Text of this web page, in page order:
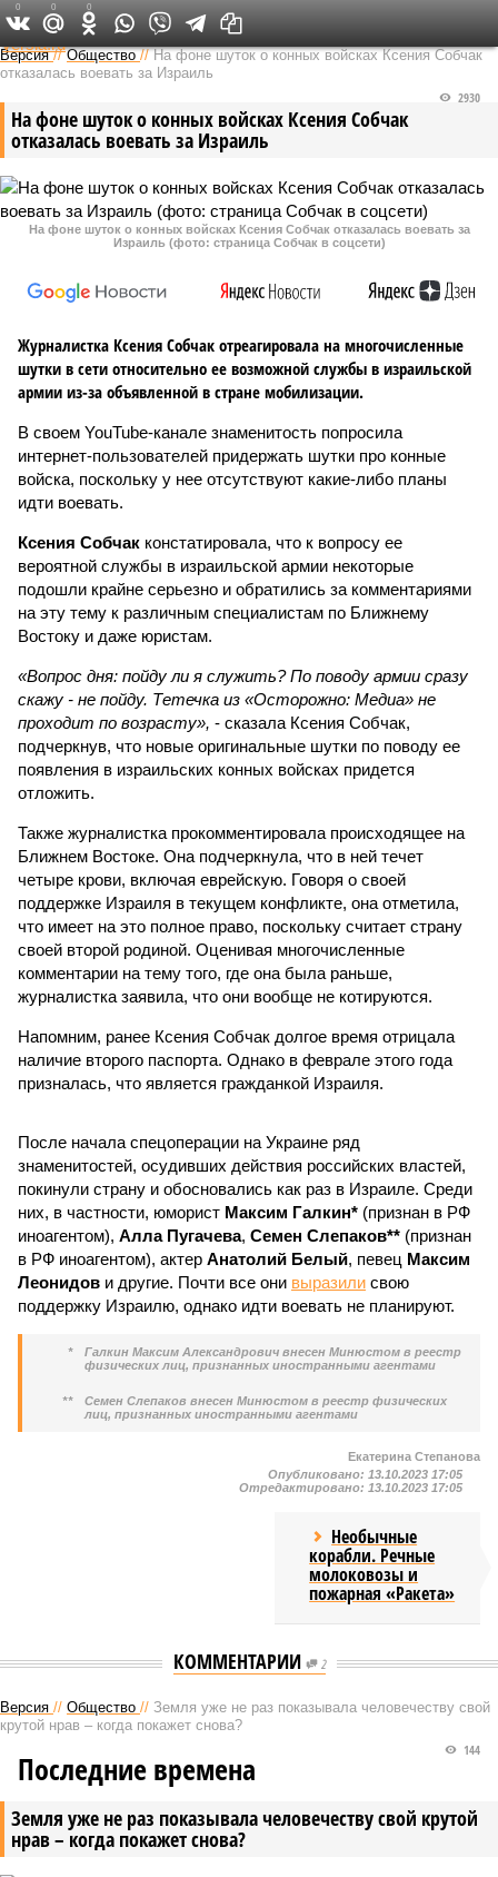
Федеральный выпуск
Версия //Общество //На фоне шуток о конных войсках Ксения Собчак
отказалась воевать за Израиль
На фоне шуток о конных войсках Ксения Собчак
отказалась воевать за Израиль
2930
На фоне шуток о конных войсках Ксения Собчак отказалась воевать за
Израиль (фото: страница Собчак в соцсети)
Журналистка Ксения Собчак отреагировала на многочисленные
шутки в сети относительно ее возможной службы в израильской
армии из-за объявленной в стране мобилизации.
В своем YouTube-канале знаменитость попросила
интернет-пользователей придержать шутки про конные
войска, поскольку у нее отсутствуют какие-либо планы
идти воевать.
Ксения Собчак констатировала, что к вопросу ее
вероятной службы в израильской армии некоторые
подошли крайне серьезно и обратились за комментариями
на эту тему к различным специалистам по Ближнему
Востоку и даже юристам.
«Вопрос дня: пойду ли я служить? По поводу армии сразу
скажу - не пойду. Тетечка из «Осторожно: Медиа» не
проходит по возрасту», - сказала Ксения Собчак,
подчеркнув, что новые оригинальные шутки по поводу ее
появления в израильских конных войсках придется
отложить.
Также журналистка прокомментировала происходящее на
Ближнем Востоке. Она подчеркнула, что в ней течет
четыре крови, включая еврейскую. Говоря о своей
поддержке Израиля в текущем конфликте, она отметила,
что имеет на это полное право, поскольку считает страну
своей второй родиной. Оценивая многочисленные
комментарии на тему того, где она была раньше,
журналистка заявила, что они вообще не котируются.
Напомним, ранее Ксения Собчак долгое время отрицала
наличие второго паспорта. Однако в феврале этого года
призналась, что является гражданкой Израиля.
После начала спецоперации на Украине ряд
знаменитостей, осудивших действия российских властей,
покинули страну и обосновались как раз в Израиле. Среди
них, в частности, юморист Максим Галкин* (признан в РФ
иноагентом), Алла Пугачева, Семен Слепаков** (признан
в РФ иноагентом), актер Анатолий Белый, певец Максим
Леонидов и другие. Почти все они выразили свою
поддержку Израилю, однако идти воевать не планируют.
*
Галкин Максим Александрович внесен Минюстом в реестр
физических лиц, признанных иностранными агентами
**
Семен Слепаков внесен Минюстом в реестр физических
лиц, признанных иностранными агентами
0 0 0
Екатерина Степанова
Опубликовано: 13.10.2023 17:05
Отредактировано: 13.10.2023 17:05
Необычные
корабли. Речные
молоковозы и
пожарная «Ракета»
КОММЕНТАРИИ 2
Версия // Общество // Земля уже не раз показывала человечеству свой
крутой нрав – когда покажет снова?
Земля уже не раз показывала человечеству свой крутой
нрав – когда покажет снова?
144
Последние времена